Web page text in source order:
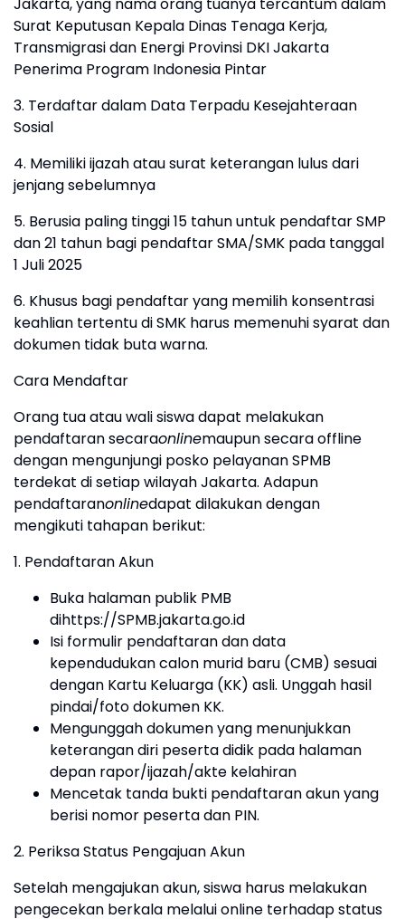
Surat Keputusan Kepala Dinas Tenaga Kerja,
Transmigrasi dan Energi Provinsi DKI Jakarta
Penerima Program Indonesia Pintar
3. Terdaftar dalam Data Terpadu Kesejahteraan
Sosial
4. Memiliki ijazah atau surat keterangan lulus dari
jenjang sebelumnya
5. Berusia paling tinggi 15 tahun untuk pendaftar SMP
dan 21 tahun bagi pendaftar SMA/SMK pada tanggal
1 Juli 2025
6. Khusus bagi pendaftar yang memilih konsentrasi
keahlian tertentu di SMK harus memenuhi syarat dan
dokumen tidak buta warna.
Cara Mendaftar
Orang tua atau wali siswa dapat melakukan
pendaftaran secaraonlinemaupun secara offline
dengan mengunjungi posko pelayanan SPMB
terdekat di setiap wilayah Jakarta. Adapun
pendaftaranonlinedapat dilakukan dengan
mengikuti tahapan berikut:
1. Pendaftaran Akun
Buka halaman publik PMB
dihttps://SPMB.jakarta.go.id
Isi formulir pendaftaran dan data
kependudukan calon murid baru (CMB) sesuai
dengan Kartu Keluarga (KK) asli. Unggah hasil
pindai/foto dokumen KK.
Mengunggah dokumen yang menunjukkan
keterangan diri peserta didik pada halaman
depan rapor/ijazah/akte kelahiran
Mencetak tanda bukti pendaftaran akun yang
berisi nomor peserta dan PIN.
2. Periksa Status Pengajuan Akun
Setelah mengajukan akun, siswa harus melakukan
pengecekan berkala melalui online terhadap status